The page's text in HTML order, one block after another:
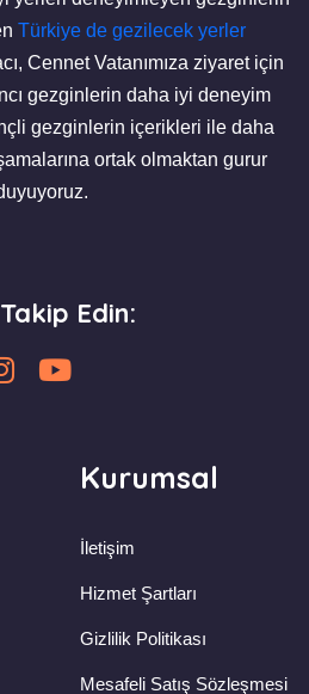
Türkiye de gezilecek yerler
Cennet Vatanımıza ziyaret için
gezginlerin daha iyi deneyim
gezginlerin içerikleri ile daha
ortak olmaktan gurur
Edin:
Kurumsal
İletişim
Hizmet Şartları
Gizlilik Politikası
Mesafeli Satış Sözleşmesi